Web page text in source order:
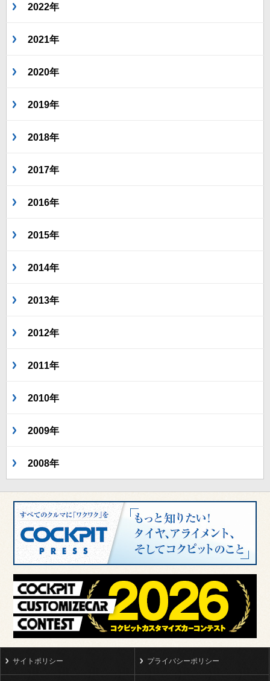
2022年
2021年
2020年
2019年
2018年
2017年
2016年
2015年
2014年
2013年
2012年
2011年
2010年
2009年
2008年
サイトポリシー プライバシーポリシー